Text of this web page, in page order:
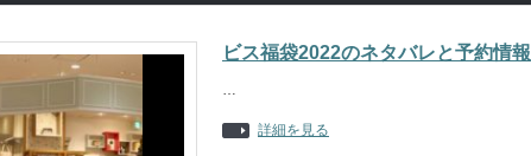
ビス福袋2022のネタバレと予約情報
…
詳細を見る